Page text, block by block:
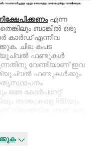
എന്ന
ബാങ്കില്‍ ഒരു
കാര്‍ഡ് എന്നിവ
ചില കപട
മ്യൂച്വല്‍ ഫണ്ടുകള്‍
വേണ്ടിയാണ് ഇവ
മ്യൂച്വല്‍ ഫണ്ടുകള്‍ക്കും
ഒരേ കോര്‍പറേറ്റ്
ബാങ്കുകളെ RBIയും
സ്ഥാപനങ്ങളാണ് എന്ന
സഹ